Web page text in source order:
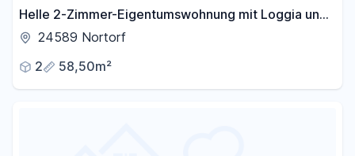
Helle 2-Zimmer-Eigentumswohnung mit Loggia und
Garage in ruhiger Lage von Nortorf
24589 Nortorf
2
58,50m²